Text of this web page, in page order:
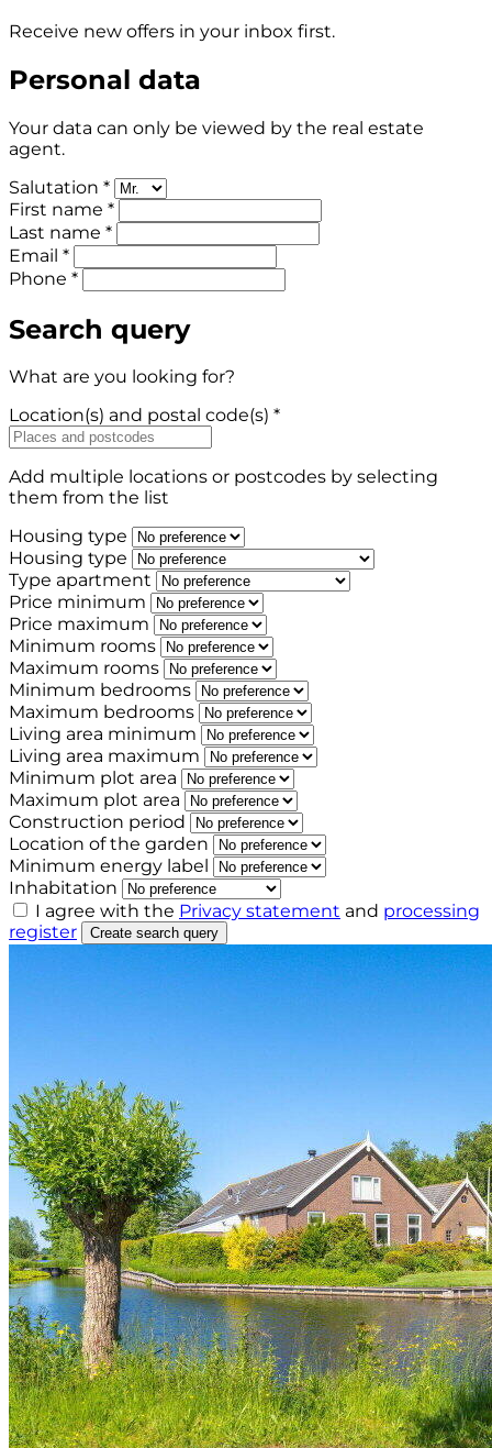
Receive new offers in your inbox first.
Personal data
Your data can only be viewed by the real estate
agent.
Salutation *
First name *
Last name *
Email *
Phone *
Search query
What are you looking for?
Location(s) and postal code(s) *
Add multiple locations or postcodes by selecting
them from the list
Housing type
Housing type
Type apartment
Price minimum
Price maximum
Minimum rooms
Maximum rooms
Minimum bedrooms
Maximum bedrooms
Living area minimum
Living area maximum
Minimum plot area
Maximum plot area
Construction period
Location of the garden
Minimum energy label
Inhabitation
I agree with the Privacy statement and processing
register
Create search query